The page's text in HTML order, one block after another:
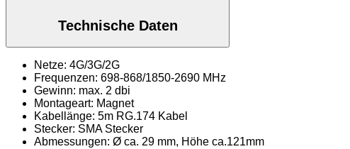
Technische Daten
Netze: 4G/3G/2G
Frequenzen: 698-868/1850-2690 MHz
Gewinn: max. 2 dbi
Montageart: Magnet
Kabellänge: 5m RG.174 Kabel
Stecker: SMA Stecker
Abmessungen: Ø ca. 29 mm, Höhe ca.121mm